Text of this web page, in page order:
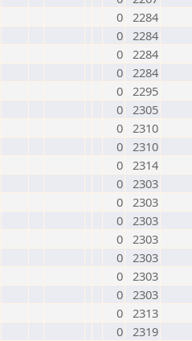
0 2284
0 2284
0 2284
0 2284
0 2295
0 2305
0 2310
0 2310
0 2314
0 2303
0 2303
0 2303
0 2303
0 2303
0 2303
0 2303
0 2313
0 2319